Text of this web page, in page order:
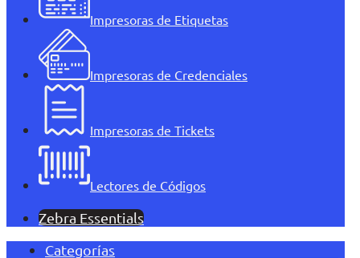
Impresoras de Etiquetas
Impresoras de Credenciales
Impresoras de Tickets
Lectores de Códigos
Zebra Essentials
Categorías